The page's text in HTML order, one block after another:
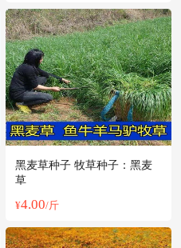
黑麦草种子 牧草种子：黑麦
草
¥4.00/斤